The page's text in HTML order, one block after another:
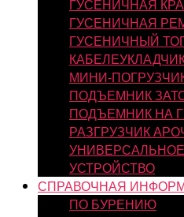
ГУСЕНИЧНАЯ
ГУСЕНИЧНАЯ
ГУСЕНИЧНЫЙ
МИНИ-
ПОДЪЕМНИК
ПОДЪЕМНИК НА
РАЗГРУЗЧИК
УСТРОЙСТВО
СПРАВОЧНАЯ
ПО БУРЕНИЮ